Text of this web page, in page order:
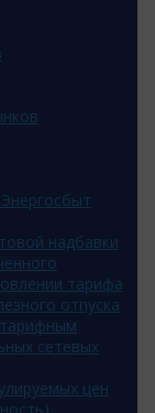
надбавки
тарифа
отпуска
сетевых
цен